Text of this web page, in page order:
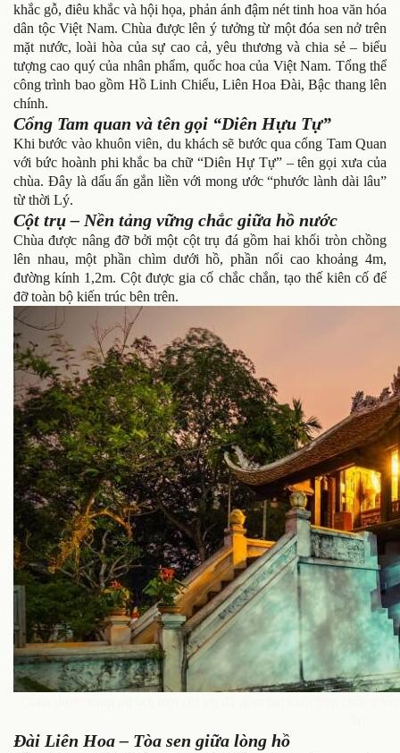
khắc gỗ, điêu khắc và hội họa, phản ánh đậm nét tinh hoa văn hóa
dân tộc Việt Nam. Chùa được lên ý tưởng từ một đóa sen nở trên
mặt nước, loài hòa của sự cao cả, yêu thương và chia sẻ – biểu
tượng cao quý của nhân phẩm, quốc hoa của Việt Nam. Tổng thể
công trình bao gồm Hồ Linh Chiểu, Liên Hoa Đài, Bậc thang lên
chính.
Cổng Tam quan và tên gọi “Diên Hựu Tự”
Khi bước vào khuôn viên, du khách sẽ bước qua cổng Tam Quan
với bức hoành phi khắc ba chữ “Diên Hự Tự” – tên gọi xưa của
chùa. Đây là dấu ấn gắn liền với mong ước “phước lành dài lâu”
từ thời Lý.
Cột trụ – Nền tảng vững chắc giữa hồ nước
Chùa được nâng đỡ bởi một cột trụ đá gồm hai khối tròn chồng
lên nhau, một phần chìm dưới hồ, phần nổi cao khoảng 4m,
đường kính 1,2m. Cột được gia cố chắc chắn, tạo thế kiên cố để
đỡ toàn bộ kiến trúc bên trên.
Đài Liên Hoa – Tòa sen giữa lòng hồ